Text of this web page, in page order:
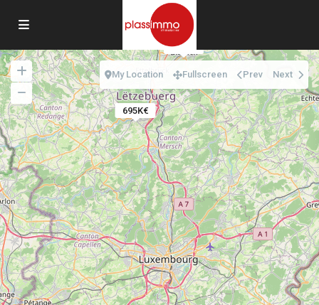
695K€
1050€
My Location Fullscreen Prev Next